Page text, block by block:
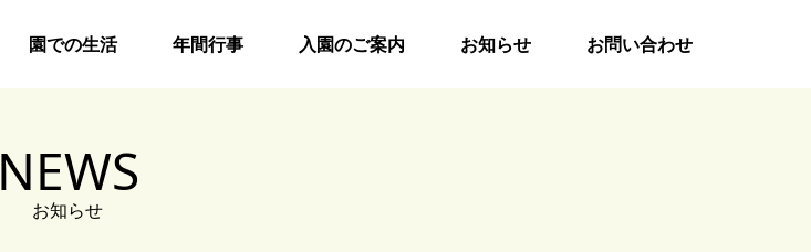
園での生活 年間行事 入園のご案内 お知らせ お問い合わせ
NEWS
お知らせ